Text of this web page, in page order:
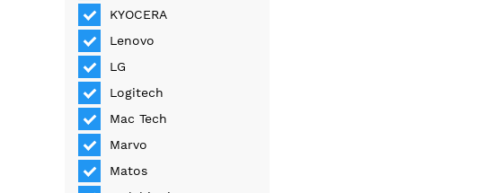
KYOCERA
Lenovo
LG
Logitech
Mac Tech
Marvo
Matos